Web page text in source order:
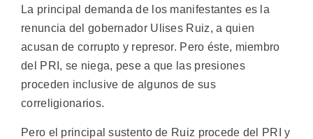
La principal demanda de los manifestantes es la
renuncia del gobernador Ulises Ruiz, a quien
acusan de corrupto y represor. Pero éste, miembro
del PRI, se niega, pese a que las presiones
proceden inclusive de algunos de sus
correligionarios.
Pero el principal sustento de Ruiz procede del PRI y